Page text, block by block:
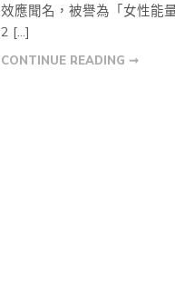
效應聞名，被譽為「女性能
2 […]
CONTINUE READING ➞